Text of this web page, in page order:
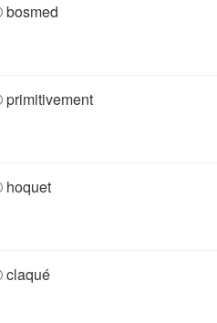
bosmed
primitivement
hoquet
claqué